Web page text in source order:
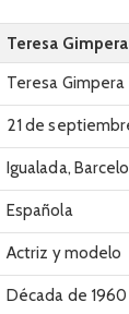
Teresa
Teresa Gimpera
21 de
Igualada,
Española
Actriz y modelo
Década de